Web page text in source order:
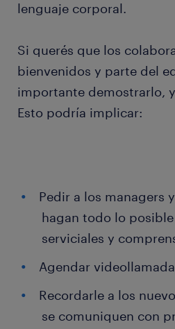
lenguaje corporal.
Si querés que los
bienvenidos y parte del
importante demostrarlo,
Esto podría implicar:
Pedir a los managers
hagan todo lo
serviciales y
Agendar
Recordarle a los
se comuniquen con